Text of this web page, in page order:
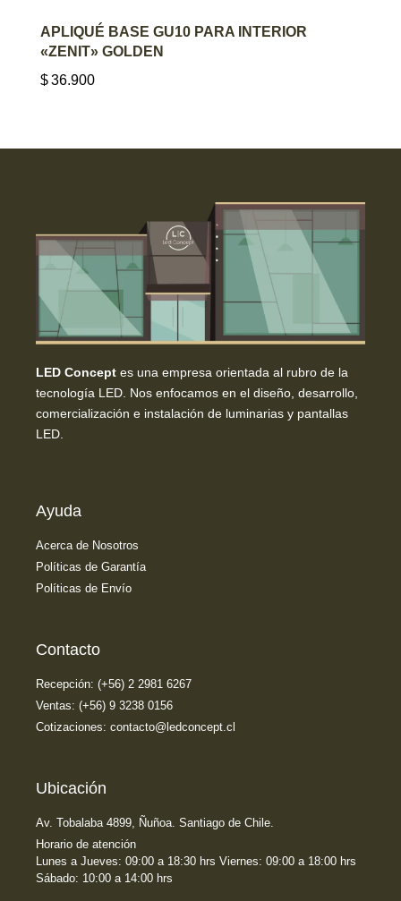
AGREGAR AL CARRITO
APLIQUÉ BASE GU10 PARA INTERIOR
«ZENIT» GOLDEN
$36.900
LED Concept es una empresa orientada al rubro de la
tecnología LED. Nos enfocamos en el diseño, desarrollo,
comercialización e instalación de luminarias y pantallas
LED.
Ayuda
Acerca de Nosotros
Políticas de Garantía
Políticas de Envío
Contacto
Recepción: (+56) 2 2981 6267
Ventas: (+56) 9 3238 0156
Cotizaciones: contacto@ledconcept.cl
Ubicación
Av. Tobalaba 4899, Ñuñoa. Santiago de Chile.
Horario de atención
Lunes a Jueves: 09:00 a 18:30 hrs Viernes: 09:00 a 18:00 hrs
Sábado: 10:00 a 14:00 hrs